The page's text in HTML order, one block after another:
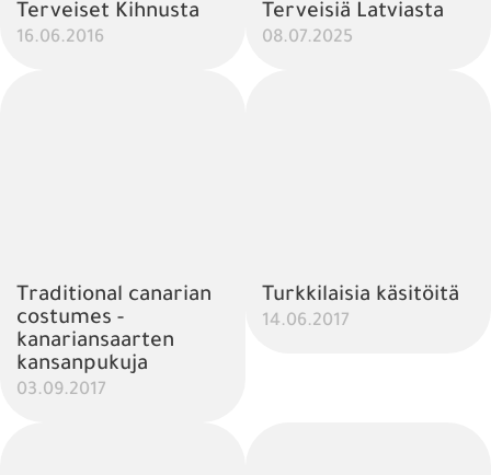
Terveiset Kihnusta
16.06.2016
Terveisiä Latviasta
08.07.2025
Traditional canarian
costumes -
kanariansaarten
kansanpukuja
03.09.2017
Turkkilaisia käsitöitä
14.06.2017